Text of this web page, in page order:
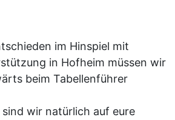
im Hinspiel mit
in Hofheim müssen wir
beim Tabellenführer
wir natürlich auf eure